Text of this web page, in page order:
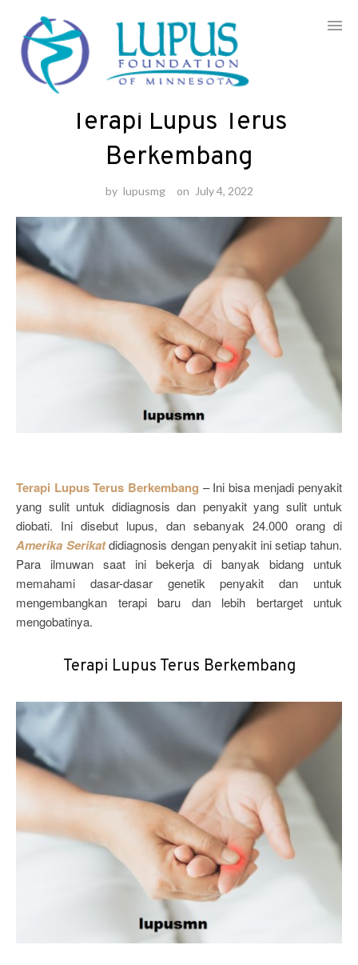
Skip
Informasi / Kesehatan Mental
Terapi Lupus Terus
Berkembang
by lupusmg on July 4, 2022
Terapi Lupus Terus Berkembang – Ini bisa menjadi penyakit
yang sulit untuk didiagnosis dan penyakit yang sulit untuk
diobati. Ini disebut lupus, dan sebanyak 24.000 orang di
Amerika Serikatdidiagnosis dengan penyakit ini setiap tahun.
Para ilmuwan saat ini bekerja di banyak bidang untuk
memahami dasar-dasar genetik penyakit dan untuk
mengembangkan terapi baru dan lebih bertarget untuk
mengobatinya.
Terapi Lupus Terus Berkembang